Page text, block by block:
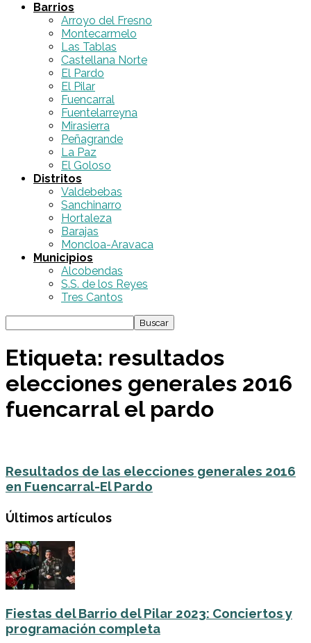
Barrios
Arroyo del Fresno
Montecarmelo
Las Tablas
Castellana Norte
El Pardo
El Pilar
Fuencarral
Fuentelarreyna
Mirasierra
Peñagrande
La Paz
El Goloso
Distritos
Valdebebas
Sanchinarro
Hortaleza
Barajas
Moncloa-Aravaca
Municipios
Alcobendas
S.S. de los Reyes
Tres Cantos
Etiqueta: resultados
elecciones generales 2016
fuencarral el pardo
Resultados de las elecciones generales 2016
en Fuencarral-El Pardo
Últimos artículos
Fiestas del Barrio del Pilar 2023: Conciertos y
programación completa